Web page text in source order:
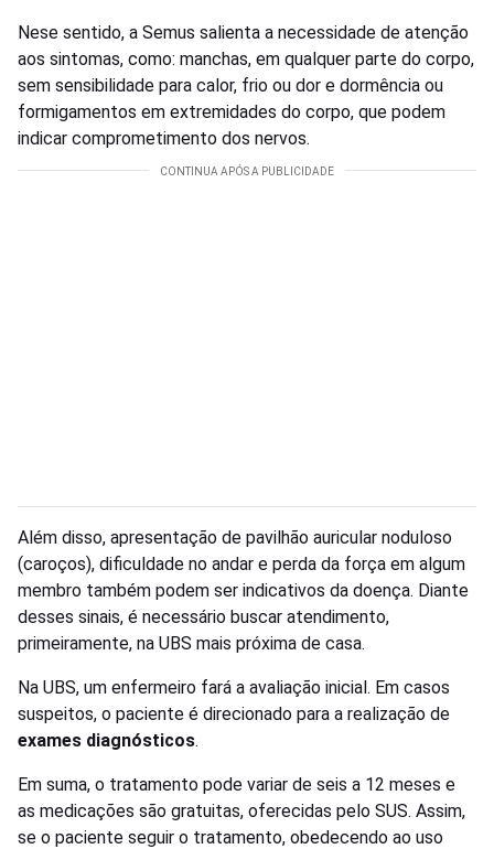
Nese sentido, a Semus salienta a necessidade de atenção
aos sintomas, como: manchas, em qualquer parte do corpo,
sem sensibilidade para calor, frio ou dor e dormência ou
formigamentos em extremidades do corpo, que podem
indicar comprometimento dos nervos.
Além disso, apresentação de pavilhão auricular noduloso
(caroços), dificuldade no andar e perda da força em algum
membro também podem ser indicativos da doença. Diante
desses sinais, é necessário buscar atendimento,
primeiramente, na UBS mais próxima de casa.
Na UBS, um enfermeiro fará a avaliação inicial. Em casos
suspeitos, o paciente é direcionado para a realização de
exames diagnósticos.
Em suma, o tratamento pode variar de seis a 12 meses e
as medicações são gratuitas, oferecidas pelo SUS. Assim,
se o paciente seguir o tratamento, obedecendo ao uso